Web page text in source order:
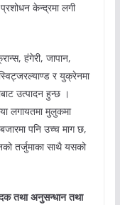
केन्द्रमा लगी
हंगेरी, जापान,
र युक्रेनमा
उत्पादन हुन्छ ।
लगायतमा मुलुकमा
पनि उच्च माग छ,
तर्जुमाका साथै यसको
तथा अनुसन्धान तथा